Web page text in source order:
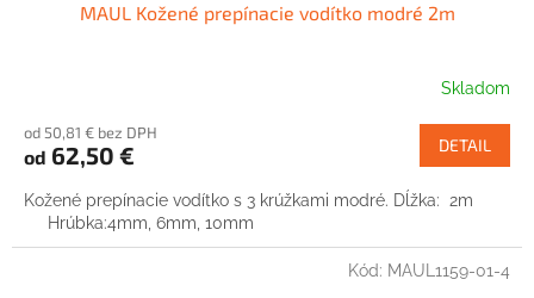
MAUL Kožené prepínacie vodítko modré 2m
Skladom
od 50,81 € bez DPH
od 62,50 € DETAIL
Kožené prepínacie vodítko s 3 krúžkami modré. Dĺžka: 2m
Hrúbka:4mm, 6mm, 10mm
Kód: MAUL1159-01-4